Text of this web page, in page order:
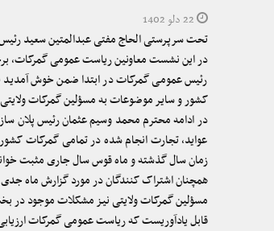
تحت سرپرستی الحاج مفتی عبدالمتین سعید
در این نشست معاونین ریاست عمومی گمرکات،
رئیس عمومی گمرکات در ابتدا ضمن خوش آمدید
کشور و سایر موضوعات به مسؤلین گمرکات ولایتی
در ادامه محترم محمد وسیم عثمان رئیس پلان
عواید، تجارت انجام شده در تمامی گمرکات
زمان سال گذشته و ماه قوس سال جاری مثبت
همچنان اشتراک کنندگان در مورد گزارش ماه جدی
مسؤلین گمرکات ولایتی نیز مشکلات موجود در
قابل یادآوریست که ریاست عمومی گمرکات